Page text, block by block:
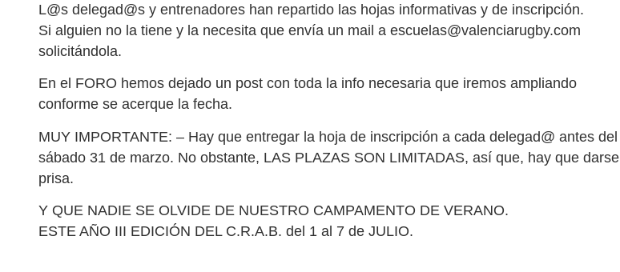
L@s delegad@s y entrenadores han repartido las hojas informativas y de inscripción.
Si alguien no la tiene y la necesita que envía un mail a escuelas@valenciarugby.com
solicitándola.
En el FORO hemos dejado un post con toda la info necesaria que iremos ampliando
conforme se acerque la fecha.
MUY IMPORTANTE: – Hay que entregar la hoja de inscripción a cada delegad@ antes del
sábado 31 de marzo. No obstante, LAS PLAZAS SON LIMITADAS, así que, hay que darse
prisa.
Y QUE NADIE SE OLVIDE DE NUESTRO CAMPAMENTO DE VERANO.
ESTE AÑO III EDICIÓN DEL C.R.A.B. del 1 al 7 de JULIO.